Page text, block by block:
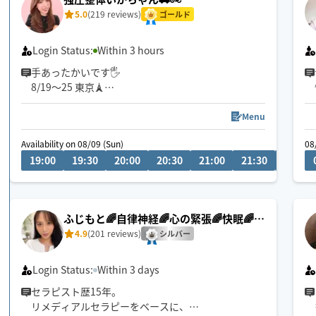
5.0(219 reviews) ゴールド
Login Status: Within 3 hours
手あったかいです🖐️
8/19〜25 東京🗼
枠閉じてる時間でも、可能な限り
お問い合わせ頂けますと幸いです✨
※Wワークのため、お返事遅れる場合がございま
す。
Menu
Availability on 08/09 (Sun)
19:00 19:30 20:00 20:30 21:00 21:30
ふじもと🌈自律神経🌈心の緊張🌈快眠🌈疲
労回復
4.9(201 reviews) シルバー
Login Status: Within 3 days
セラピスト歴15年。
リメディアルセラピーをベースに、